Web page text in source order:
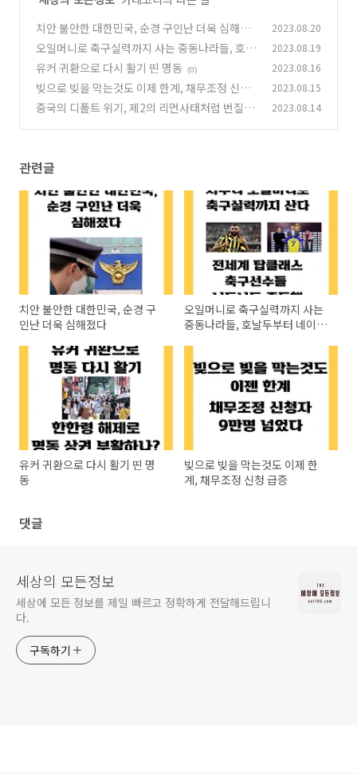
치안 불안한 대한민국, 순경 구인난 더욱 심해졌
다
(0)
2023.08.20
오일머니로 축구실력까지 사는 중동나라들, 호날
두부터 네이마르까지..
(0)
2023.08.19
유커 귀환으로 다시 활기 띤 명동 (0) 2023.08.16
빚으로 빚을 막는것도 이제 한계, 채무조정 신청
급증
(0)
2023.08.15
중국의 디폴트 위기, 제2의 리먼사태처럼 번질
2023.08.14
관련글
치안 불안한 대한민국, 순경 구
인난 더욱 심해졌다
오일머니로 축구실력까지 사는
중동나라들, 호날두부터 네이마
유커 귀환으로 다시 활기 띤 명
동
빚으로 빚을 막는것도 이제 한
계, 채무조정 신청 급증
댓글
세상의 모든정보
세상에 모든 정보를 제일 빠르고 정확하게 전달해드립니
다.
구독하기